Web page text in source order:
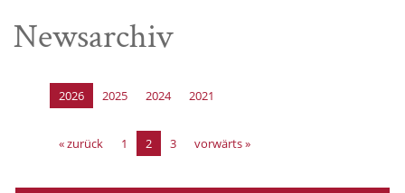
Newsarchiv
2026 2025 2024 2021
« zurück 1 2 3 vorwärts »